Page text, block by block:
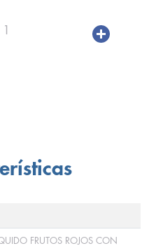
1
FRUTOS ROJOS CON